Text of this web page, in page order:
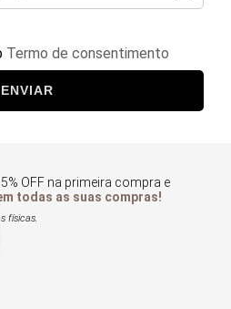
Termo de consentimento
ENVIAR
OFF na primeira compra e
todas as suas compras!
físicas.